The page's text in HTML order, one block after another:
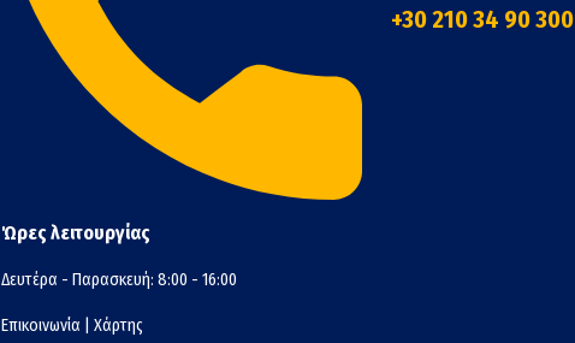
+30 210 34 90 300
Ώρες λειτουργίας
Δευτέρα - Παρασκευή: 8:00 - 16:00
Επικοινωνία Χάρτης